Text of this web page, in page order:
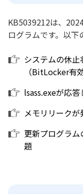
KB5039212は、
ログラムです。以下
システムの休
（BitLocker有
lsass.exeが応
メモリリーク
更新プログラ
題